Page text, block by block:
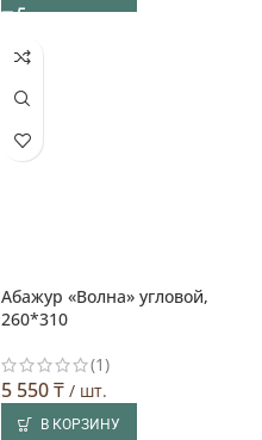
Абажур «Волна» угловой,
260*310
(1)
5 550₸ / шт.
В КОРЗИНУ